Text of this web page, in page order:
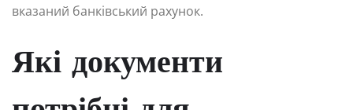
вказаний банківський рахунок.
Які документи